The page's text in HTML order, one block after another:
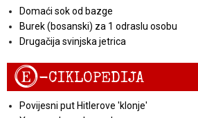
Domaći sok od bazge
Burek (bosanski) za 1 odraslu osobu
Drugačija svinjska jetrica
E-CIKLOPEDIJA
Povijesni put Hitlerove 'klonje'